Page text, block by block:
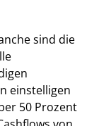
sind die
einstelligen
50 Prozent